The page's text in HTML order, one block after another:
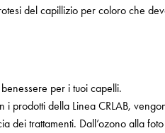
del capillizio per coloro che
per i tuoi capelli.
i prodotti della Linea CRLAB,
dei trattamenti. Dall’ozono alla